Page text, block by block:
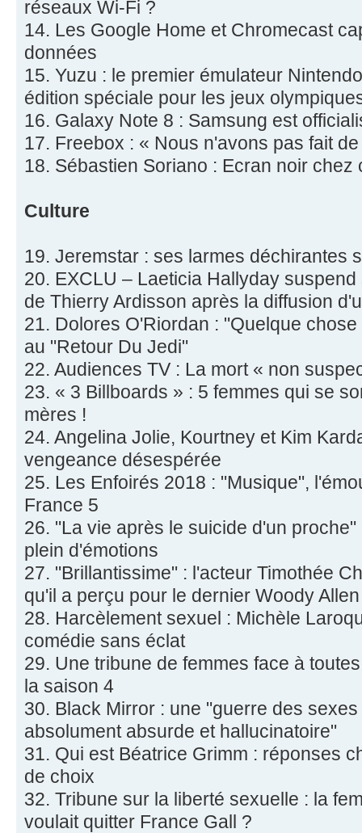
réseaux Wi-Fi ?
14. Les Google Home et Chromecast
données
15. Yuzu : le premier émulateur
édition spéciale pour les jeux
16. Galaxy Note 8 : Samsung est
17. Freebox : « Nous n'avons pas fait
18. Sébastien Soriano : Ecran noir chez
Culture
19. Jeremstar : ses larmes déchirantes
20. EXCLU – Laeticia Hallyday
de Thierry Ardisson après la diffusion
21. Dolores O'Riordan : "Quelque
au "Retour Du Jedi"
22. Audiences TV : La mort « non
23. « 3 Billboards » : 5 femmes qui se
mères !
24. Angelina Jolie, Kourtney et Kim
vengeance désespérée
25. Les Enfoirés 2018 : "Musique",
France 5
26. "La vie après le suicide d'un
plein d'émotions
27. "Brillantissime" : l'acteur Timothée
qu'il a perçu pour le dernier Woody Allen
28. Harcèlement sexuel : Michèle
comédie sans éclat
29. Une tribune de femmes face à
la saison 4
30. Black Mirror : une "guerre des
absolument absurde et hallucinatoire"
31. Qui est Béatrice Grimm : réponses
de choix
32. Tribune sur la liberté sexuelle : la
voulait quitter France Gall ?